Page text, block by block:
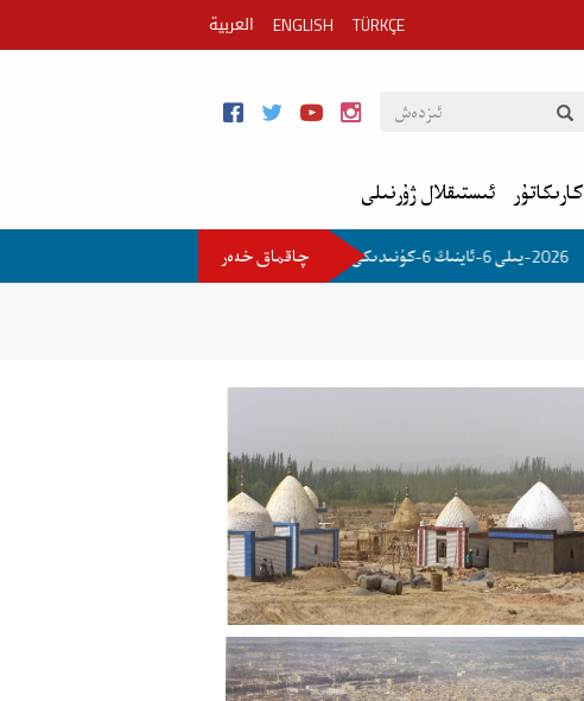
العربية ENGLISH TÜRKÇE
ئىستىقلال ژۇرنىلى كارىكاتۇر
چاقماق خەەر 2026-يىلى 6-ئاينىڭ 6-كۈنىدىكى مۇھىم خەۋەر